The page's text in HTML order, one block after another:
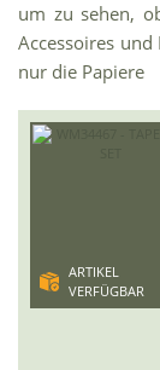
um zu sehen,
Accessoires
nur die Papiere
ARTIKEL
VERFÜGBAR